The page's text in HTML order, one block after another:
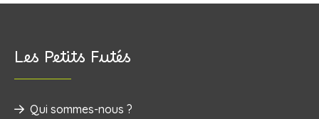
Les Petits Futés
Qui sommes-nous ?